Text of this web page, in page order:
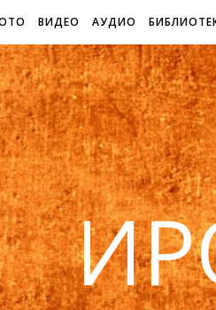
ВИДЕО АУДИО